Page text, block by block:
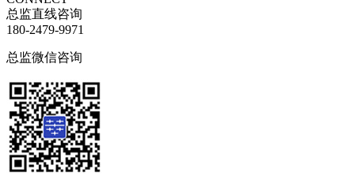
总监直线咨询
180-2479-9971
总监微信咨询